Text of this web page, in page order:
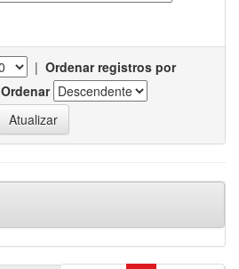
| Ordenar registros por
Ordenar